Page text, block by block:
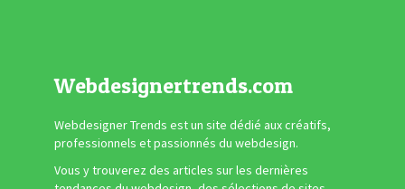
Webdesignertrends.com
Webdesigner Trends est un site dédié aux créatifs,
professionnels et passionnés du webdesign.
Vous y trouverez des articles sur les dernières